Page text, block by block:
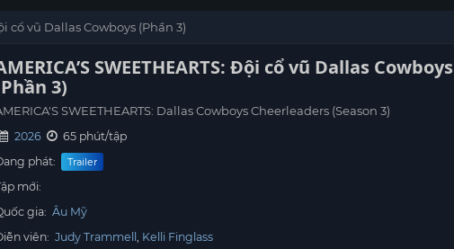
cổ vũ Dallas Cowboys (Phần 3)
SWEETHEARTS: Đội cổ vũ Dallas Cowboys
3)
SWEETHEARTS: Dallas Cowboys Cheerleaders (Season 3)
2026
65 phút/tập
phát:
Trailer
mới:
gia: Âu Mỹ
viên: Judy Trammell Kelli Finglass